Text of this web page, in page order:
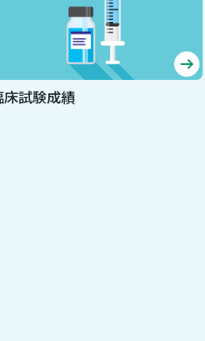
床試験成績